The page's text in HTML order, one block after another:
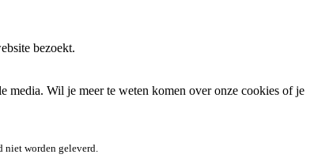
bezoekt.
media. Wil je meer te weten komen over onze cookies of je
worden geleverd.